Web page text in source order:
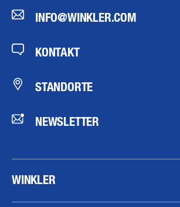
INFO@WINKLER.COM
KONTAKT
STANDORTE
NEWSLETTER
WINKLER